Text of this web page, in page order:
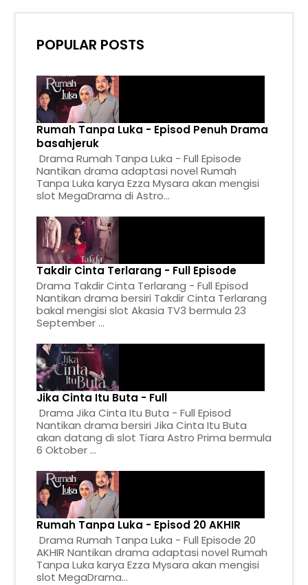
POPULAR POSTS
Rumah Tanpa Luka - Episod Penuh Drama
basahjeruk
Drama Rumah Tanpa Luka - Full Episode
Nantikan drama adaptasi novel Rumah
Tanpa Luka karya Ezza Mysara akan mengisi
slot MegaDrama di Astro...
Takdir Cinta Terlarang - Full Episode
Drama Takdir Cinta Terlarang - Full Episod
Nantikan drama bersiri Takdir Cinta Terlarang
bakal mengisi slot Akasia TV3 bermula 23
September ...
Jika Cinta Itu Buta - Full
Drama Jika Cinta Itu Buta - Full Episod
Nantikan drama bersiri Jika Cinta Itu Buta
akan datang di slot Tiara Astro Prima bermula
6 Oktober ...
Rumah Tanpa Luka - Episod 20 AKHIR
Drama Rumah Tanpa Luka - Full Episode 20
AKHIR Nantikan drama adaptasi novel Rumah
Tanpa Luka karya Ezza Mysara akan mengisi
slot MegaDrama...